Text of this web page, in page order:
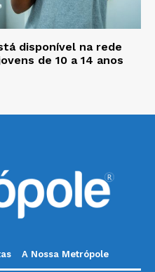
disponível na rede
de 10 a 14 anos
A Nossa Metrópole